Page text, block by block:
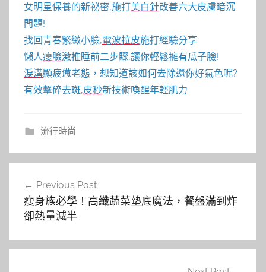
女明星保養的新祕密,施打美白針改善六大皮膚暗沉
問題!
找回青春緊緻小臉,電波拉皮施打經驗分享
懶人瘦臉激推睡前二步驟,讓你輕鬆擁有瓜子臉!
淚溝顯疲憊老態，想知道該如何去除還你好氣色呢?
有效擊碎去斑,皮秒新技術喚醒年輕肌力
流行時尚
章
導
覽
Previous Post
瘦身族必學！高纖蔬菜墊底魔法，餐盤滿到炸
卻熱量減半